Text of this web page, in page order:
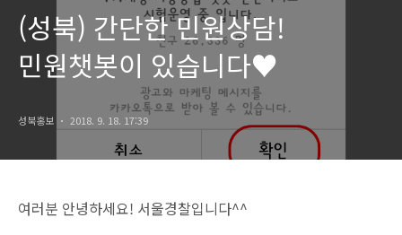
(성북) 간단한 민원상담!
민원챗봇이 있습니다♥
성북홍보 2018. 9. 18. 17:39
여러분 안녕하세요! 서울경찰입니다^^